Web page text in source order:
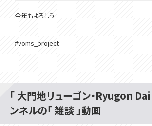
今年もよろしう
#voms_project
「 大門地リューゴン・Ryugon
ンネルの「 雑談 」動画